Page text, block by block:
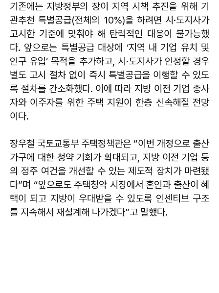
기존에는 지방정부의 장이 지역 시책 추진을 위해 기
관추천 특별공급(전체의 10%)을 하려면 시·도지사가
고시한 기준에 맞춰야 해 탄력적인 대응이 불가능했
다. 앞으로는 특별공급 대상에 ‘지역 내 기업 유치 및
인구 유입’ 목적을 추가하고, 시·도지사가 인정할 경우
별도 고시 절차 없이 즉시 특별공급을 이행할 수 있도
록 절차를 간소화했다. 이에 따라 지방 이전 기업 종사
자와 이주자를 위한 주택 지원이 한층 신속해질 전망
이다.
장우철 국토교통부 주택정책관은 “이번 개정으로 출산
가구에 대한 청약 기회가 확대되고, 지방 이전 기업 등
의 정주 여건을 개선할 수 있는 제도적 장치가 마련됐
다”며 “앞으로도 주택청약 시장에서 혼인과 출산이 혜
택이 되고 지방이 우대받을 수 있도록 인센티브 구조
를 지속해서 재설계해 나가겠다”고 말했다.